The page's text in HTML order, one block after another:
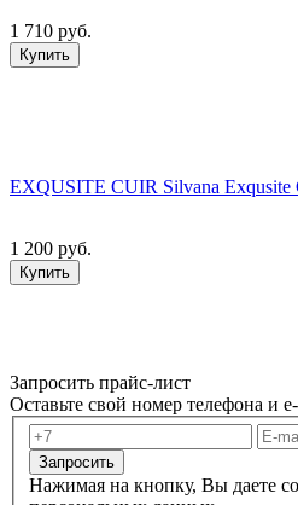
1 710 руб.
Купить
EXQUSITE CUIR Silvana Exqusite
1 200 руб.
Купить
Запросить прайс-лист
Оставьте свой номер телефона и
Запросить
Нажимая на кнопку, Вы даете